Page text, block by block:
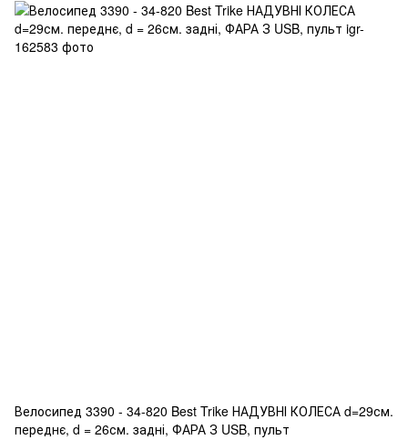
Велосипед 3390 - 34-820 Best Trike НАДУВНІ КОЛЕСА d=29см.
переднє, d = 26см. задні, ФАРА З USB, пульт